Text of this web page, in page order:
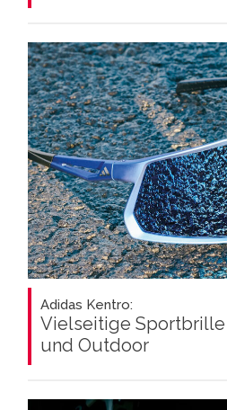
Adidas Kentro:
Vielseitige Sportbrille
und Outdoor